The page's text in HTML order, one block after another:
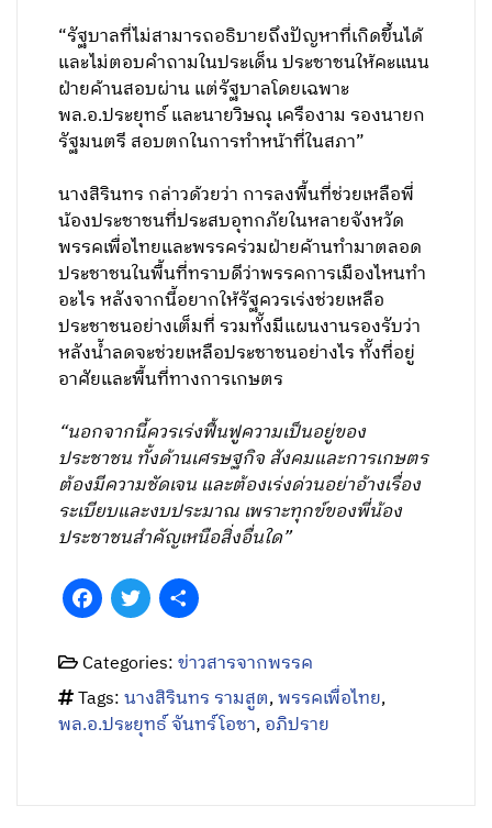
“รัฐบาลที่ไม่สามารถอธิบายถึงปัญหาที่เกิดขึ้นได้
และไม่ตอบคำถามในประเด็น ประชาชนให้คะแนน
ฝ่ายค้านสอบผ่าน แต่รัฐบาลโดยเฉพาะ
พล.อ.ประยุทธ์ และนายวิษณุ เครืองาม รองนายก
รัฐมนตรี สอบตกในการทำหน้าที่ในสภา”
นางสิรินทร กล่าวด้วยว่า การลงพื้นที่ช่วยเหลือพี่
น้องประชาชนที่ประสบอุทกภัยในหลายจังหวัด
พรรคเพื่อไทยและพรรคร่วมฝ่ายค้านทำมาตลอด
ประชาชนในพื้นที่ทราบดีว่าพรรคการเมืองไหนทำ
อะไร หลังจากนี้อยากให้รัฐควรเร่งช่วยเหลือ
ประชาชนอย่างเต็มที่ รวมทั้งมีแผนงานรองรับว่า
หลังน้ำลดจะช่วยเหลือประชาชนอย่างไร ทั้งที่อยู่
อาศัยและพื้นที่ทางการเกษตร
“นอกจากนี้ควรเร่งฟื้นฟูความเป็นอยู่ของ
ประชาชน ทั้งด้านเศรษฐกิจ สังคมและการเกษตร
ต้องมีความชัดเจน และต้องเร่งด่วนอย่าอ้างเรื่อง
ระเบียบและงบประมาณ เพราะทุกข์ของพี่น้อง
ประชาชนสำคัญเหนือสิ่งอื่นใด”
FacebookTwitter
Categories:ข่าวสารจากพรรค
Tags:นางสิรินทร รามสูต,พรรคเพื่อไทย,
พล.อ.ประยุทธ์ จันทร์โอชา,อภิปราย